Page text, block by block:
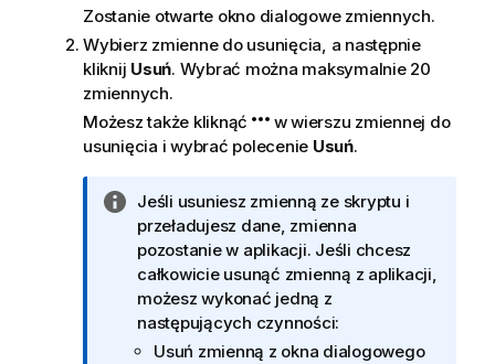
Zostanie otwarte okno dialogowe zmiennych.
Wybierz zmienne do usunięcia, a następnie
kliknij Usuń. Wybrać można maksymalnie 20
zmiennych.
Możesz także kliknąć
w wierszu zmiennej do
usunięcia i wybrać polecenie Usuń.
I
n
f
o
r
m
a
Jeśli usuniesz zmienną ze skryptu i
przeładujesz dane, zmienna
pozostanie w aplikacji. Jeśli chcesz
całkowicie usunąć zmienną z aplikacji,
możesz wykonać jedną z
następujących czynności:
Usuń zmienną z okna dialogowego